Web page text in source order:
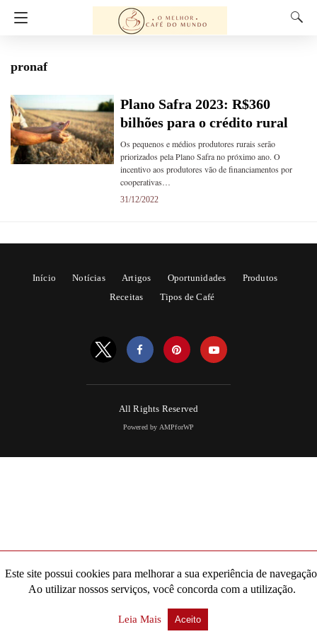
pronaf
Plano Safra 2023: R$360
bilhões para o crédito rural
Os pequenos e médios produtores rurais serão
priorizados pela Plano Safra no próximo ano. O
incentivo aos produtores vão de financiamentos por
cooperativas…
31/12/2022
Início Notícias Artigos Oportunidades
Produtos
Receitas
Tipos de Café
All Rights Reserved
Powered by AMPforWP
Este site possui cookies para melhorar a sua experiência de
Ao utilizar nossos serviços, você concorda com a utilização.
Leia Mais Aceito